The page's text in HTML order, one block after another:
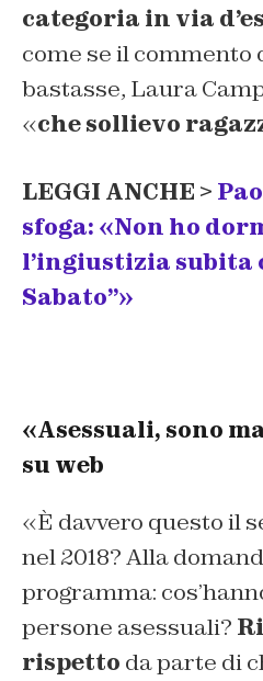
categoria in via
come se il commento
bastasse, Laura
«che sollievo
LEGGI ANCHE >
sfoga: «Non ho
l’ingiustizia subita
Sabato”»
«Asessuali, sono
su web
«È davvero questo il
nel 2018? Alla
programma:
persone asessuali?
rispetto da parte di